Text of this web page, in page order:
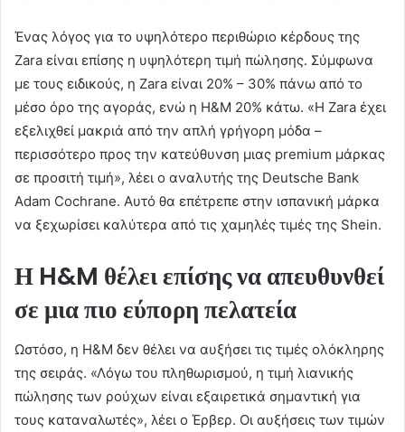
Ένας λόγος για το υψηλότερο περιθώριο κέρδους της
Zara είναι επίσης η υψηλότερη τιμή πώλησης. Σύμφωνα
με τους ειδικούς, η Zara είναι 20% – 30% πάνω από το
μέσο όρο της αγοράς, ενώ η H&M 20% κάτω. «Η Zara έχει
εξελιχθεί μακριά από την απλή γρήγορη μόδα –
περισσότερο προς την κατεύθυνση μιας premium μάρκας
σε προσιτή τιμή», λέει ο αναλυτής της Deutsche Bank
Adam Cochrane. Αυτό θα επέτρεπε στην ισπανική μάρκα
να ξεχωρίσει καλύτερα από τις χαμηλές τιμές της Shein.
Η H&M θέλει επίσης να απευθυνθεί
σε μια πιο εύπορη πελατεία
Ωστόσο, η H&M δεν θέλει να αυξήσει τις τιμές ολόκληρης
της σειράς. «Λόγω του πληθωρισμού, η τιμή λιανικής
πώλησης των ρούχων είναι εξαιρετικά σημαντική για
τους καταναλωτές», λέει ο Έρβερ. Οι αυξήσεις των τιμών